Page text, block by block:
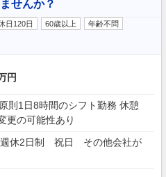
せんか？
日120日 60歳以上
年齢不問
円
則1日8時間のシフト勤務 休憩
更の可能性あり
休2日制 祝日 その他会社が